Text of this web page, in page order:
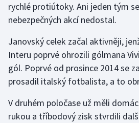
Stolní tenis
Veslování
Vodní slalom
Volejbal
rychlé protiútoky. Ani jeden tým
nebezpečných akcí nedostal.
Janovský celek začal aktivněji,
Interu poprvé ohrozili gólmana
gól. Poprvé od prosince 2014 se
prosadil italský fotbalista, a to
V druhém poločase už měli
rukou a tříbodový zisk stvrdili